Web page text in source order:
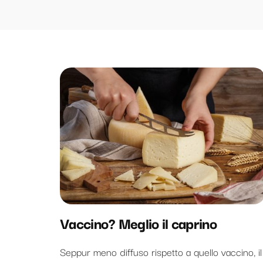
Vaccino? Meglio il caprino
Seppur meno diffuso rispetto a quello vaccino, il